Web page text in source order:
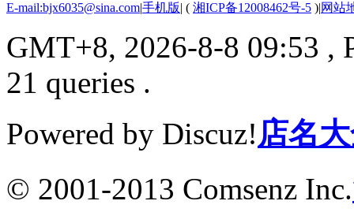
E-mail:bjx6035@sina.com|手机版| ( 湘ICP备12008462号-5 )|网站
GMT+8, 2026-8-8 09:53 ,
21 queries .
Powered by Discuz!店名
© 2001-2013 Comsenz Inc.